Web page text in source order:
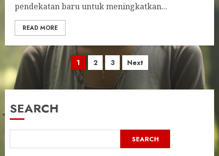
pendekatan baru untuk meningkatkan...
READ MORE
Posts
pagination
1 2 3 Next
SEARCH
SEARCH